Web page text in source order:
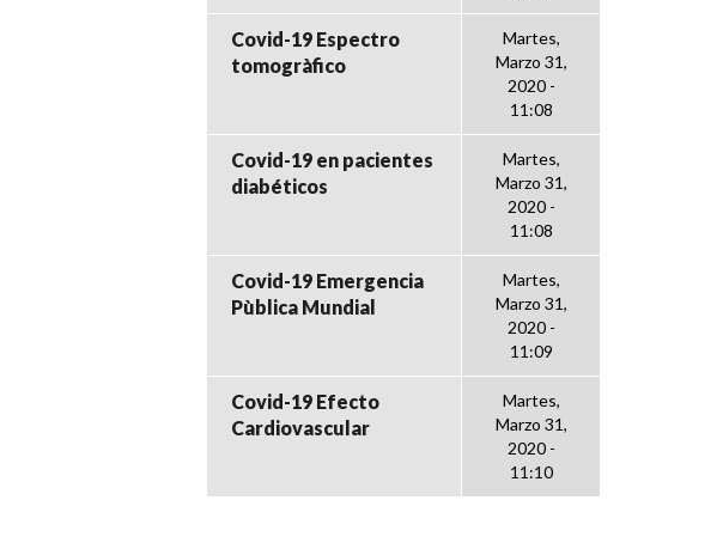
Covid-19 Espectro
tomogràfico
Martes,
Marzo 31,
2020 -
11:08
Covid-19 en pacientes
diabéticos
Martes,
Marzo 31,
2020 -
11:08
Covid-19 Emergencia
Pùblica Mundial
Martes,
Marzo 31,
2020 -
11:09
Covid-19 Efecto
Cardiovascular
Martes,
Marzo 31,
2020 -
11:10